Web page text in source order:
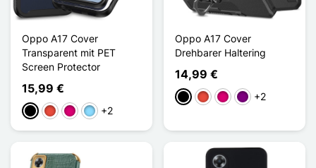
Oppo A17 Cover
Transparent mit PET
Screen Protector
15,99 €
Schwarz
Rot Magenta
Hellblau
+2
Oppo A17 Cover
Drehbarer Haltering
14,99 €
Schwarz
Rot Magenta
Violett
+2